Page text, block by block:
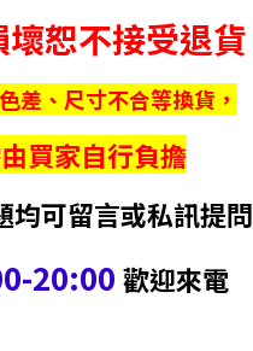
恕不接受退貨
差、尺寸不合等換貨，
買家自行負擔
均可留言或私訊提問
20:00 歡迎來電